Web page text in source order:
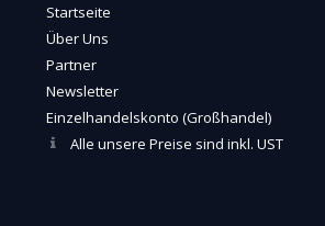
Startseite
Über Uns
Partner
Newsletter
Einzelhandelskonto (Großhandel)
Alle unsere Preise sind inkl. UST